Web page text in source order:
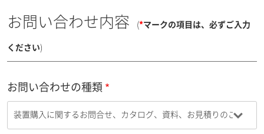
お問い合わせ内容 (*マークの項目は、必ずご入力
ください)
お問い合わせの種類